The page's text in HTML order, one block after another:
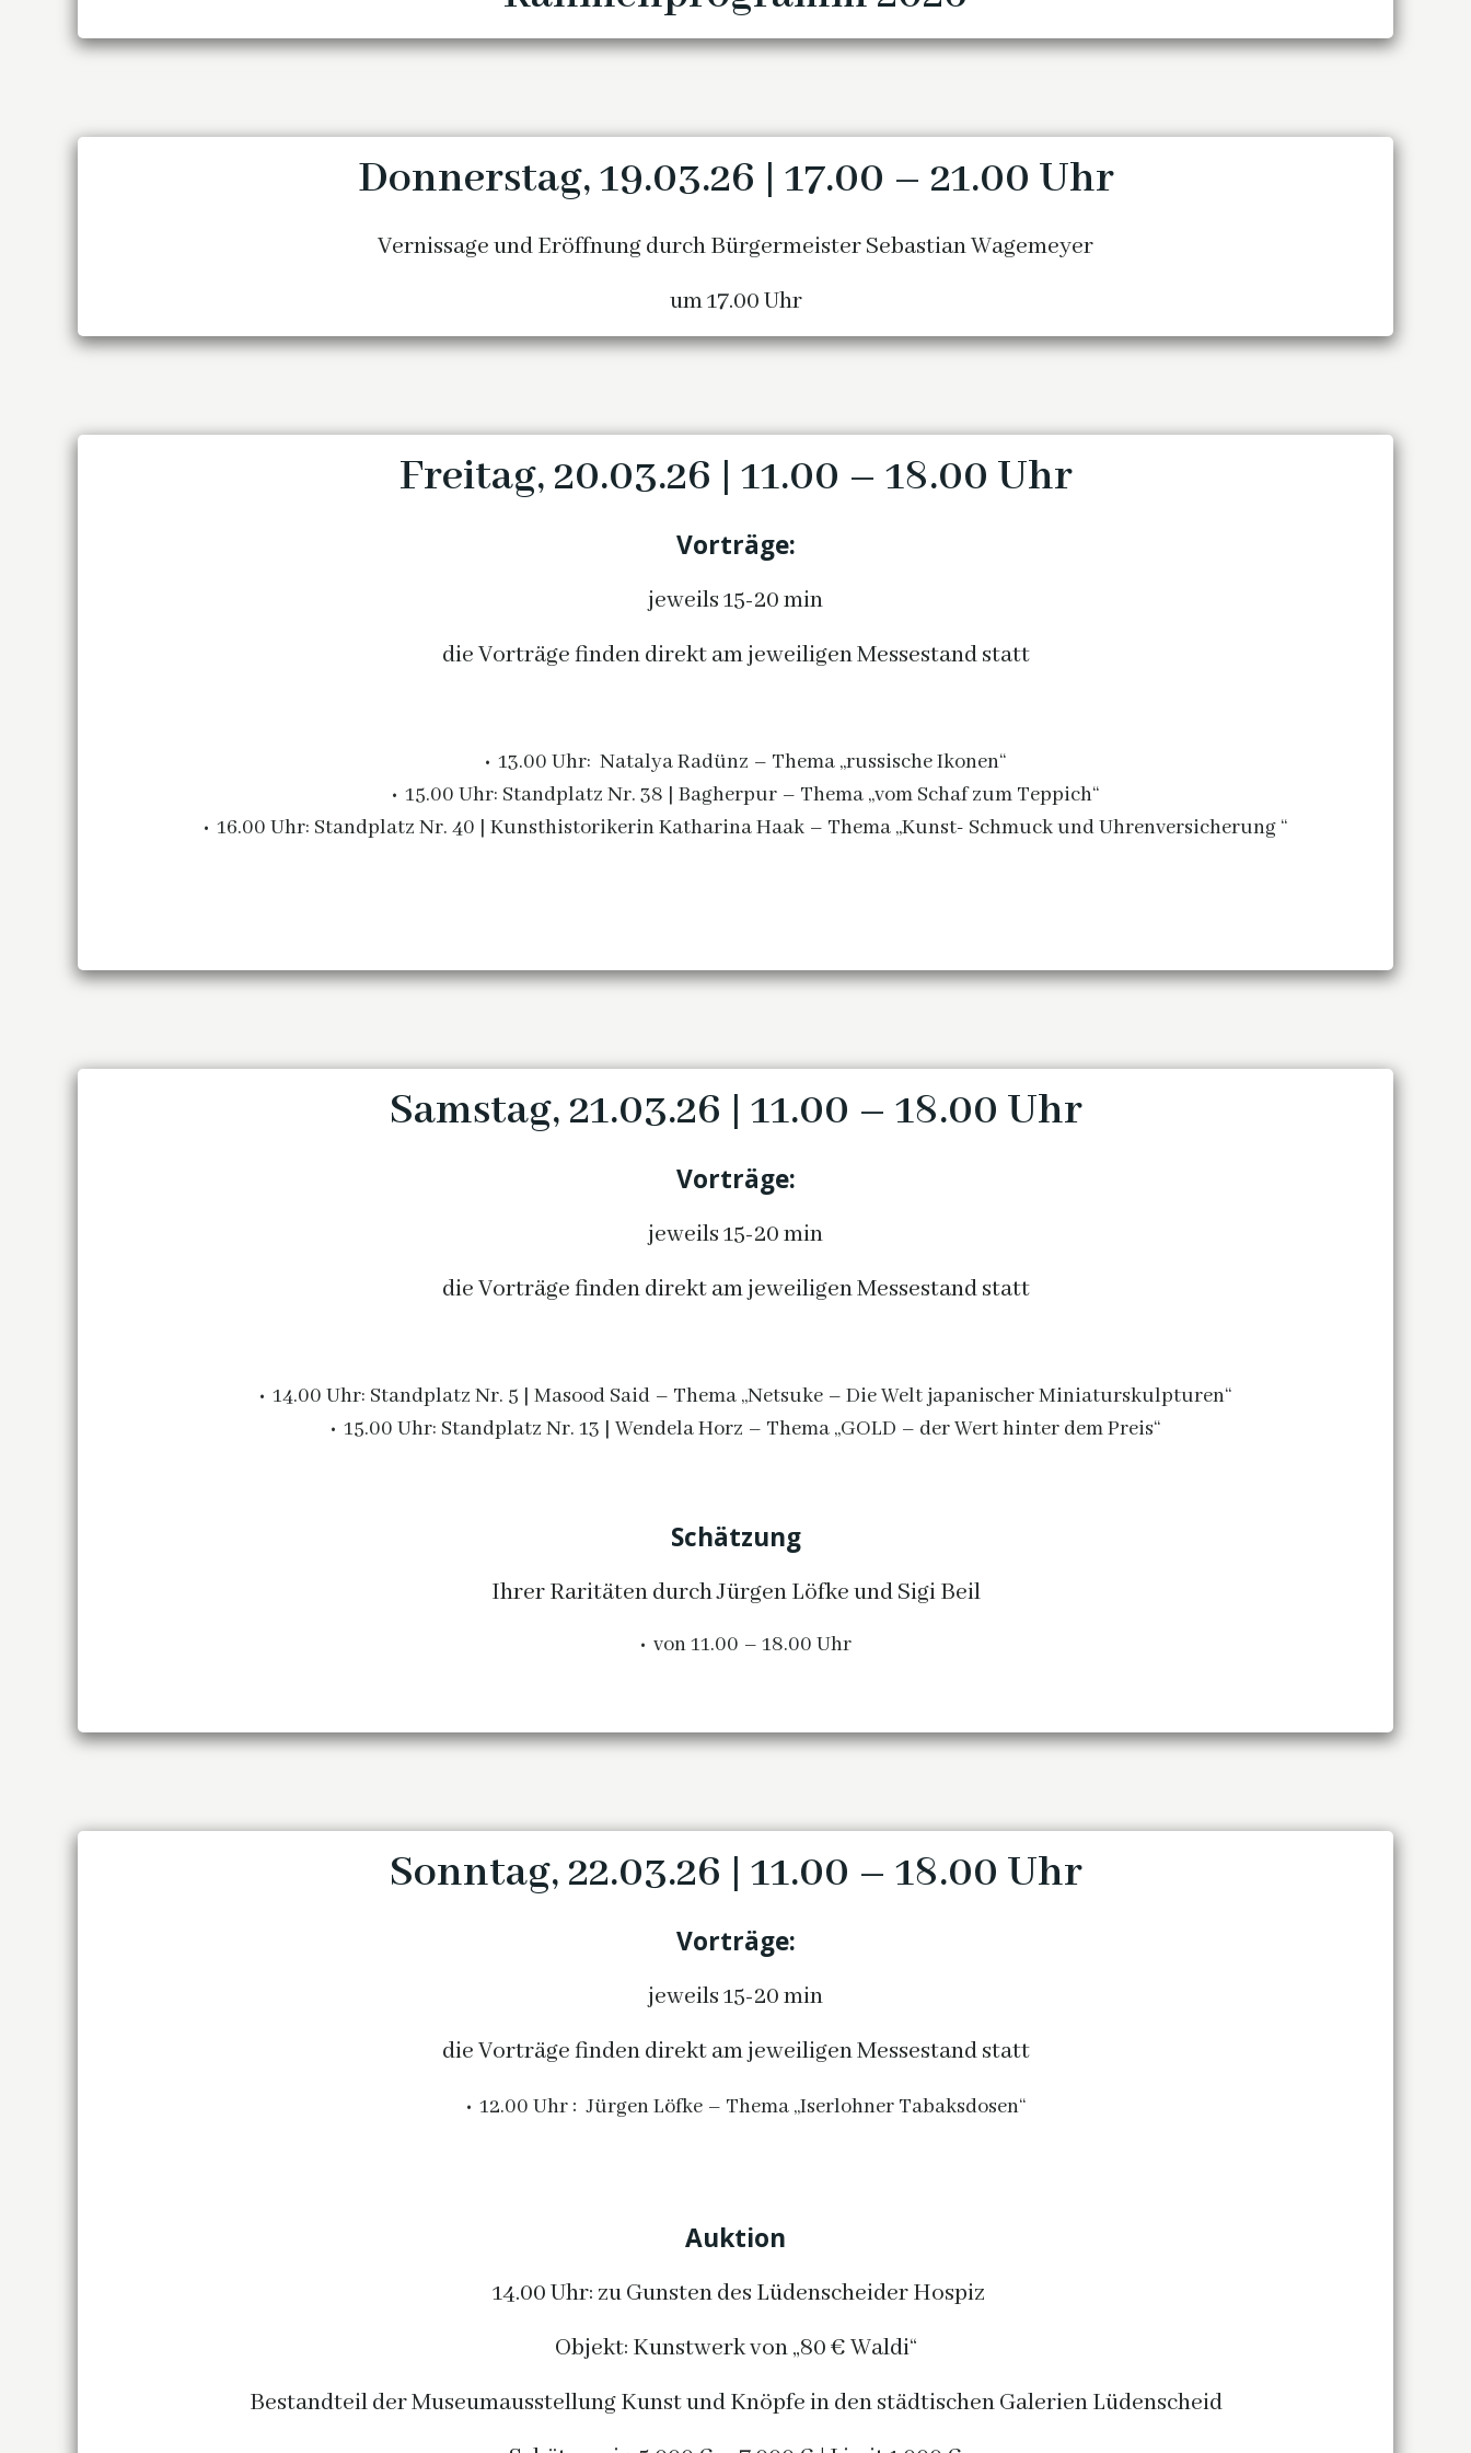
Donnerstag, 19.03.26 | 17.00 – 21.00 Uhr
Vernissage und Eröffnung durch Bürgermeister Sebastian Wagemeyer
um 17.00 Uhr
Freitag, 20.03.26 | 11.00 – 18.00 Uhr
Vorträge:
jeweils 15-20 min
die Vorträge finden direkt am jeweiligen Messestand statt
13.00Uhr: Natalya Radünz – Thema „russische Ikonen“
15.00Uhr: Standplatz Nr. 38 | Bagherpur – Thema „vom Schaf zum Teppich“
16.00Uhr: Standplatz Nr. 40 | Kunsthistorikerin Katharina Haak – Thema „Kunst- Schmuck und Uhrenversicherung “
Samstag, 21.03.26 | 11.00 – 18.00 Uhr
Vorträge:
jeweils 15-20 min
die Vorträge finden direkt am jeweiligen Messestand statt
14.00Uhr: Standplatz Nr. 5 | Masood Said – Thema „Netsuke – Die Welt japanischer Miniaturskulpturen“
15.00 Uhr: Standplatz Nr. 13 | Wendela Horz – Thema „GOLD – der Wert hinter dem Preis“
Schätzung
Ihrer Raritäten durch Jürgen Löfke und Sigi Beil
von 11.00 – 18.00 Uhr
Sonntag, 22.03.26 | 11.00 – 18.00 Uhr
Vorträge:
jeweils 15-20 min
die Vorträge finden direkt am jeweiligen Messestand statt
12.00 Uhr : Jürgen Löfke – Thema „Iserlohner Tabaksdosen“
Auktion
14.00 Uhr: zu Gunsten des Lüdenscheider Hospiz
Objekt: Kunstwerk von „80 € Waldi“
Bestandteil der Museumausstellung Kunst und Knöpfe in den städtischen Galerien Lüdenscheid